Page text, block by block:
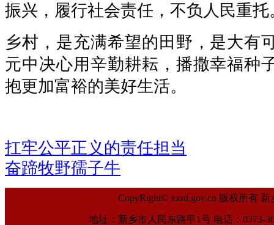
振兴，履行社会责任，不负人民重托
乡村，是充满希望的田野，是大有
元中决心用辛勤耕耘，播撒幸福种
抱更加富裕的美好生活。
扛牢公平正义的责任担当
奋蹄牧野孺子牛
CopyRight© xxrd.gov.cn 版权所有
地址：新乡市人民东路甲1号 电话：0373-